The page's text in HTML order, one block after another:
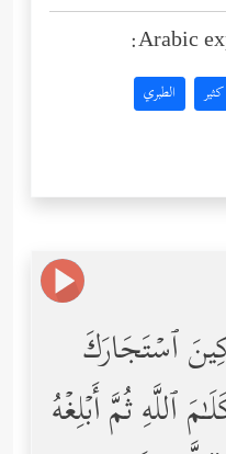
Arabic
الطبري
ٱسۡتَجَارَكَ
ٱللَّهِ ثُمَّ أَبۡلِغۡهُ